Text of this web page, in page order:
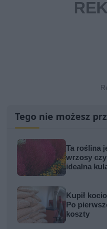
Tego nie możesz
Ta roślina
wrzosy
idealna
Kupił
Po
koszty